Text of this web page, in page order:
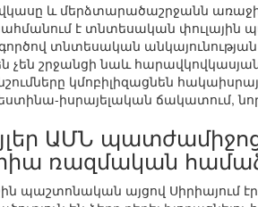
և մերձտարածաշրջանն
է տնտեսական
տնտեսական
շրջանցի նաև
կմոբիլիզացնեն
իսրայելական ճակատում, նոր
ԱՄՆ
ռազմական
պաշտոնական այցով